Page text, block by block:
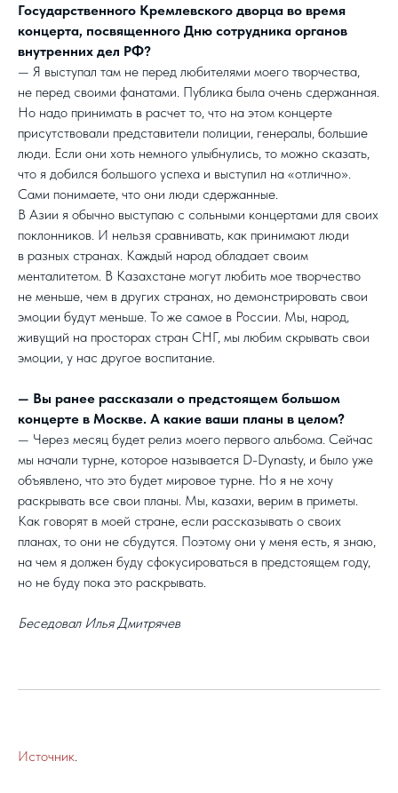
Государственного Кремлевского дворца во время
концерта, посвященного Дню сотрудника органов
внутренних дел РФ?
— Я выступал там не перед любителями моего творчества,
не перед своими фанатами. Публика была очень сдержанная.
Но надо принимать в расчет то, что на этом концерте
присутствовали представители полиции, генералы, большие
люди. Если они хоть немного улыбнулись, то можно сказать,
что я добился большого успеха и выступил на «отлично».
Сами понимаете, что они люди сдержанные.
В Азии я обычно выступаю с сольными концертами для своих
поклонников. И нельзя сравнивать, как принимают люди
в разных странах. Каждый народ обладает своим
менталитетом. В Казахстане могут любить мое творчество
не меньше, чем в других странах, но демонстрировать свои
эмоции будут меньше. То же самое в России. Мы, народ,
живущий на просторах стран СНГ, мы любим скрывать свои
эмоции, у нас другое воспитание.
— Вы ранее рассказали о предстоящем большом
концерте в Москве. А какие ваши планы в целом?
— Через месяц будет релиз моего первого альбома. Сейчас
мы начали турне, которое называется D-Dynasty, и было уже
объявлено, что это будет мировое турне. Но я не хочу
раскрывать все свои планы. Мы, казахи, верим в приметы.
Как говорят в моей стране, если рассказывать о своих
планах, то они не сбудутся. Поэтому они у меня есть, я знаю,
на чем я должен буду сфокусироваться в предстоящем году,
но не буду пока это раскрывать.
Беседовал Илья Дмитрячев
Источник.